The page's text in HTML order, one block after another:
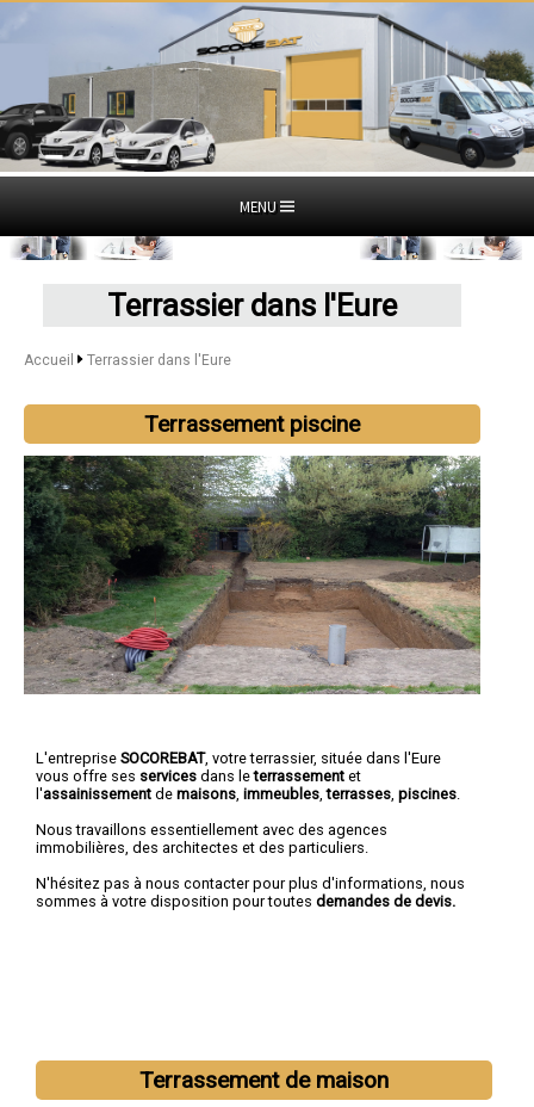
MENU
Terrassier dans l'Eure
Accueil Terrassier dans l'Eure
Terrassement piscine
L'entreprise SOCOREBAT, votre terrassier, située dans l'Eure
vous offre ses services dans leterrassement et
l'assainissement de maisons immeubles ,terrasses piscines
Nous travaillons essentiellement avec des agences
immobilières, des architectes et des particuliers.
N'hésitez pas à nous contacter pour plus d'informations, nous
sommes à votre disposition pour toutes demandes de devis.
Terrassement de maison